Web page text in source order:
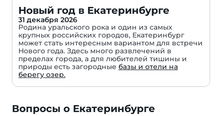
Новый год в Екатеринбурге
31 декабря 2026
Родина уральского рока и один из самых
крупных российских городов, Екатеринбург
может стать интересным вариантом для встречи
Нового года. Здесь много развлечений в
пределах города, а для любителей тишины и
природы есть загородные базы и отели на
берегу озер.
Вопросы о Екатеринбурге